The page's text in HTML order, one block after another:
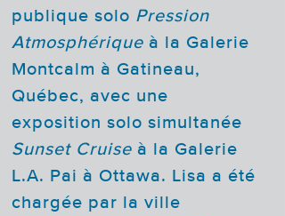
publique solo Pression
Atmosphérique à la Galerie
Montcalm à Gatineau,
Québec, avec une
exposition solo simultanée
Sunset Cruise à la Galerie
L.A. Pai à Ottawa. Lisa a été
chargée par la ville